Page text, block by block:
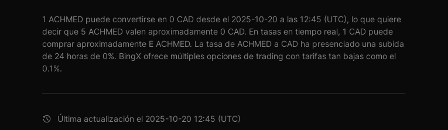
1 ACHMED puede convertirse en 0 CAD desde el 2025-10-20 a las 12:45 (UTC), lo que quiere
decir que 5 ACHMED valen aproximadamente 0 CAD. En tasas en tiempo real, 1 CAD puede
comprar aproximadamente E ACHMED. La tasa de ACHMED a CAD ha presenciado una subida
de 24 horas de 0%. BingX ofrece múltiples opciones de trading con tarifas tan bajas como el
0.1%.
Última actualización el 2025-10-20 12:45 (UTC)